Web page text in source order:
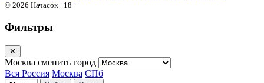
© 2026 Начасок · 18+
Фильтры
✕
Москва сменить город
Вся Россия Москва СПб